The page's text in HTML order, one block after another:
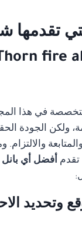
تقدمها
في هذا
ولكن الجودة
والالتزام.
تقدم أفضل أي بانل